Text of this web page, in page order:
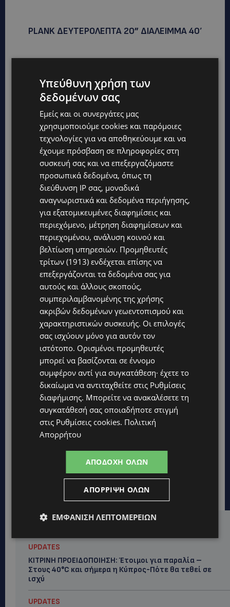
PLANK ΔΕΥΤΕΡΟΛΕΠΤΑ 20” ΔΙΑΛΕΙΜΜΑ 40′
UPDATES
ΚΙΤΡΙΝΗ ΠΡΟΕΙΔΟΠΟΙΗΣΗ: Έτοιμοι για παραλία –
Στους 40°C και σήμερα η Κύπρος-Πότε θα τεθεί σε
ισχύ
UPDATES
Υπεύθυνη χρήση των
δεδομένων σας
Εμείς και οι συνεργάτες μας
χρησιμοποιούμε cookies και παρόμοιες
τεχνολογίες για να αποθηκεύουμε και να
έχουμε πρόσβαση σε πληροφορίες στη
συσκευή σας και να επεξεργαζόμαστε
προσωπικά δεδομένα, όπως τη
διεύθυνση IP σας, μοναδικά
αναγνωριστικά και δεδομένα περιήγησης,
για εξατομικευμένες διαφημίσεις και
περιεχόμενο, μέτρηση διαφημίσεων και
περιεχομένου, ανάλυση κοινού και
βελτίωση υπηρεσιών. Προμηθευτές
τρίτων (1913) ενδέχεται επίσης να
επεξεργάζονται τα δεδομένα σας για
αυτούς και άλλους σκοπούς,
συμπεριλαμβανομένης της χρήσης
ακριβών δεδομένων γεωεντοπισμού και
χαρακτηριστικών συσκευής. Οι επιλογές
σας ισχύουν μόνο για αυτόν τον
ιστότοπο. Ορισμένοι προμηθευτές
μπορεί να βασίζονται σε έννομο
συμφέρον αντί για συγκατάθεση· έχετε το
δικαίωμα να αντιταχθείτε στις Ρυθμίσεις
διαφήμισης. Μπορείτε να ανακαλέσετε τη
συγκατάθεσή σας οποιαδήποτε στιγμή
στις Ρυθμίσεις cookies. Πολιτική
Απορρήτου
ΑΠΟΔΟΧΉ ΌΛΩΝ
ΑΠΌΡΡΙΨΗ ΌΛΩΝ
ΕΜΦΆΝΙΣΗ ΛΕΠΤΟΜΕΡΕΙΏΝ